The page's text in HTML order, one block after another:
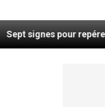
pour repérer les